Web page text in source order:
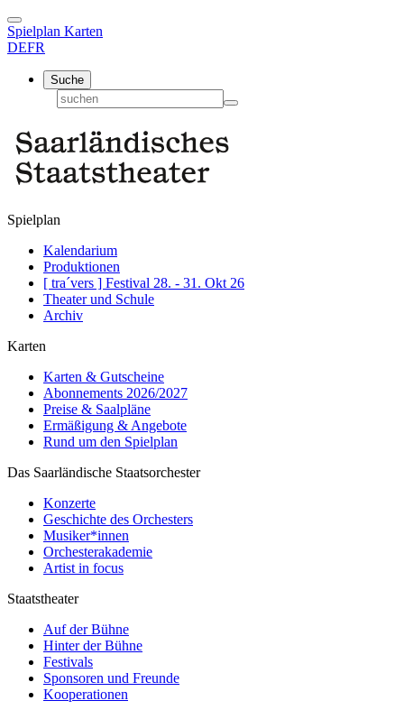
Spielplan Karten
DEFR
Suche
Spielplan
Kalendarium
Produktionen
[ tra´vers ] Festival 28. - 31. Okt 26
Theater und Schule
Archiv
Karten
Karten & Gutscheine
Abonnements 2026/2027
Preise & Saalpläne
Ermäßigung & Angebote
Rund um den Spielplan
Das Saarländische Staatsorchester
Konzerte
Geschichte des Orchesters
Musiker*innen
Orchesterakademie
Artist in focus
Staatstheater
Auf der Bühne
Hinter der Bühne
Festivals
Sponsoren und Freunde
Kooperationen